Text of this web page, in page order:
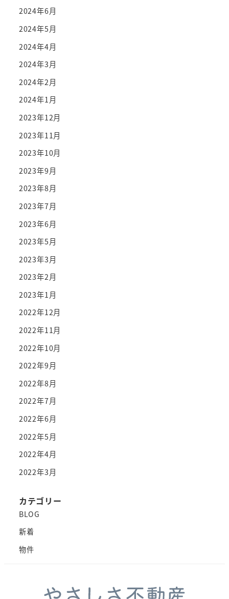
2024年6月
2024年5月
2024年4月
2024年3月
2024年2月
2024年1月
2023年12月
2023年11月
2023年10月
2023年9月
2023年8月
2023年7月
2023年6月
2023年5月
2023年3月
2023年2月
2023年1月
2022年12月
2022年11月
2022年10月
2022年9月
2022年8月
2022年7月
2022年6月
2022年5月
2022年4月
2022年3月
カテゴリー
BLOG
新着
物件